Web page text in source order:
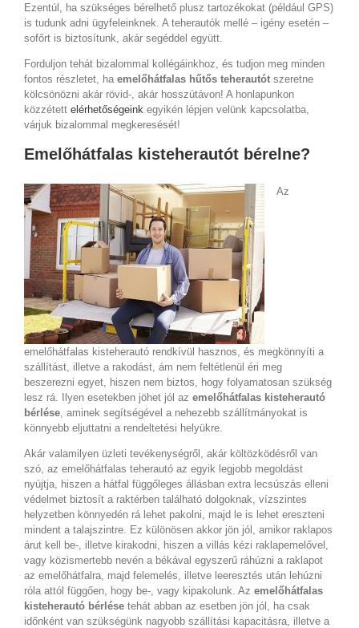
Ezentúl, ha szükséges bérelhető plusz tartozékokat (például GPS)
is tudunk adni ügyfeleinknek. A teherautók mellé – igény esetén –
sofőrt is biztosítunk, akár segéddel együtt.
Forduljon tehát bizalommal kollégáinkhoz, és tudjon meg minden
fontos részletet, ha emelőhátfalas hűtős teherautót szeretne
kölcsönözni akár rövid-, akár hosszútávon! A honlapunkon
közzétett elérhetőségeink egyikén lépjen velünk kapcsolatba,
várjuk bizalommal megkeresését!
Emelőhátfalas kisteherautót bérelne?
Az
emelőhátfalas kisteherautó rendkívül hasznos, és megkönnyíti a
szállítást, illetve a rakodást, ám nem feltétlenül éri meg
beszerezni egyet, hiszen nem biztos, hogy folyamatosan szükség
lesz rá. Ilyen esetekben jöhet jól az emelőhátfalas kisteherautó
bérlése , aminek segítségével a nehezebb szállítmányokat is
könnyebb eljuttatni a rendeltetési helyükre.
Akár valamilyen üzleti tevékenységről, akár költözködésről van
szó, az emelőhátfalas teherautó az egyik legjobb megoldást
nyújtja, hiszen a hátfal függőleges állásban extra lecsúszás elleni
védelmet biztosít a raktérben található dolgoknak, vízszintes
helyzetben könnyedén rá lehet pakolni, majd le is lehet ereszteni
mindent a talajszintre. Ez különösen akkor jön jól, amikor raklapos
árut kell be-, illetve kirakodni, hiszen a villás kézi raklapemelővel,
vagy közismertebb nevén a békával egyszerű ráhúzni a raklapot
az emelőhátfalra, majd felemelés, illetve leeresztés után lehúzni
róla attól függően, hogy be-, vagy kipakolunk. Az emelőhátfalas
kisteherautó bérlése tehát abban az esetben jön jól, ha csak
időnként van szükségünk nagyobb szállítási kapacitásra, illetve a